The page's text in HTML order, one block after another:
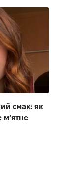
смак: як
м’ятне